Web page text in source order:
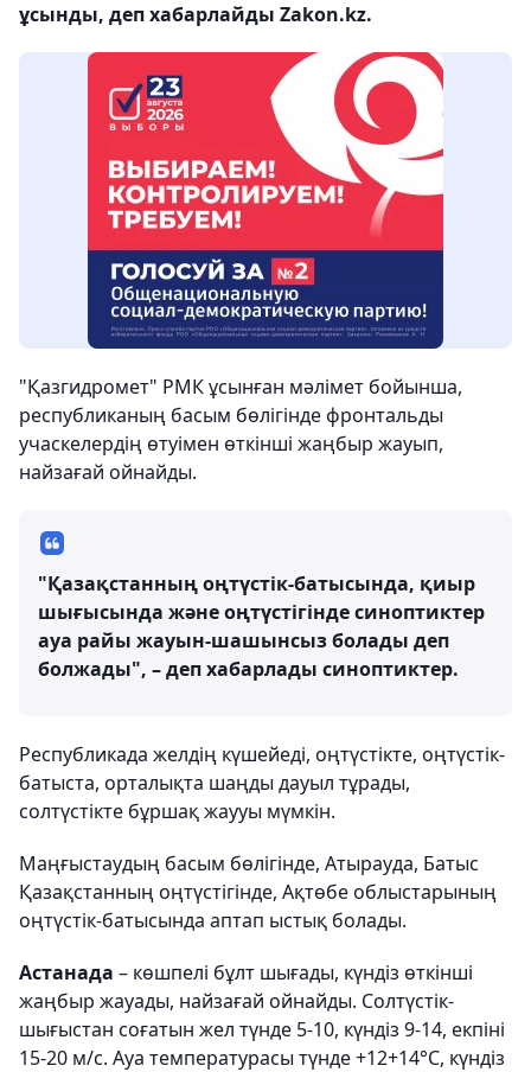
ұсынды, деп хабарлайды Zakon.kz.
"Қазгидромет" РМК ұсынған мәлімет бойынша,
республиканың басым бөлігінде фронтальды
учаскелердің өтуімен өткінші жаңбыр жауып,
найзағай ойнайды.
"Қазақстанның оңтүстік-батысында, қиыр
шығысында және оңтүстігінде синоптиктер
ауа райы жауын-шашынсыз болады деп
болжады", – деп хабарлады синоптиктер.
Республикада желдің күшейеді, оңтүстікте, оңтүстік-
батыста, орталықта шаңды дауыл тұрады,
солтүстікте бұршақ жаууы мүмкін.
Маңғыстаудың басым бөлігінде, Атырауда, Батыс
Қазақстанның оңтүстігінде, Ақтөбе облыстарының
оңтүстік-батысында аптап ыстық болады.
Астанада – көшпелі бұлт шығады, күндіз өткінші
жаңбыр жауады, найзағай ойнайды. Солтүстік-
шығыстан соғатын жел түнде 5-10, күндіз 9-14, екпіні
15-20 м/с. Ауа температурасы түнде +12+14°С, күндіз